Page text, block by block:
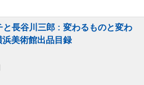
と長谷川三郎 : 変わるものと変わ
美術館出品目録